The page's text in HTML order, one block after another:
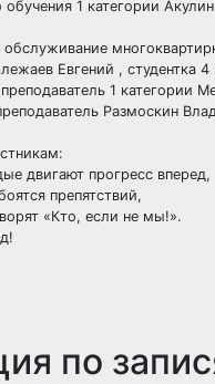
обучения 1 категории
обслуживание
Евгений , студентка
1 категории
Размоскин
двигают прогресс вперед,
препятствий,
«Кто, если не мы!».
по